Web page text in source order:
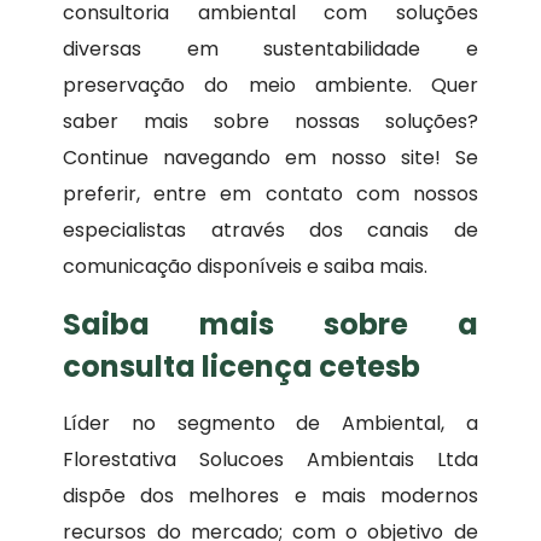
consultoria ambiental com soluções
diversas em sustentabilidade e
preservação do meio ambiente. Quer
saber mais sobre nossas soluções?
Continue navegando em nosso site! Se
preferir, entre em contato com nossos
especialistas através dos canais de
comunicação disponíveis e saiba mais.
Saiba mais sobre a
consulta licença cetesb
Líder no segmento de Ambiental, a
Florestativa Solucoes Ambientais Ltda
dispõe dos melhores e mais modernos
recursos do mercado; com o objetivo de